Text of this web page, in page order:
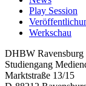
Play Session
Werkschau
DHBW Ravensburg
Studiengang
Marktstraße 13/15